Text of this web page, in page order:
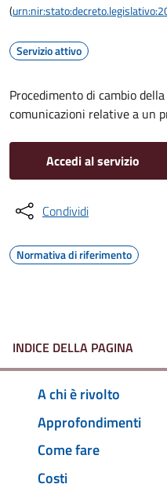
(
Servizio attivo
Procedimento di cambio
comunicazioni relative a un
Accedi al servizio
Condividi
Normativa di riferimento
INDICE DELLA PAGINA
A chi è rivolto
Approfondimenti
Come fare
Costi